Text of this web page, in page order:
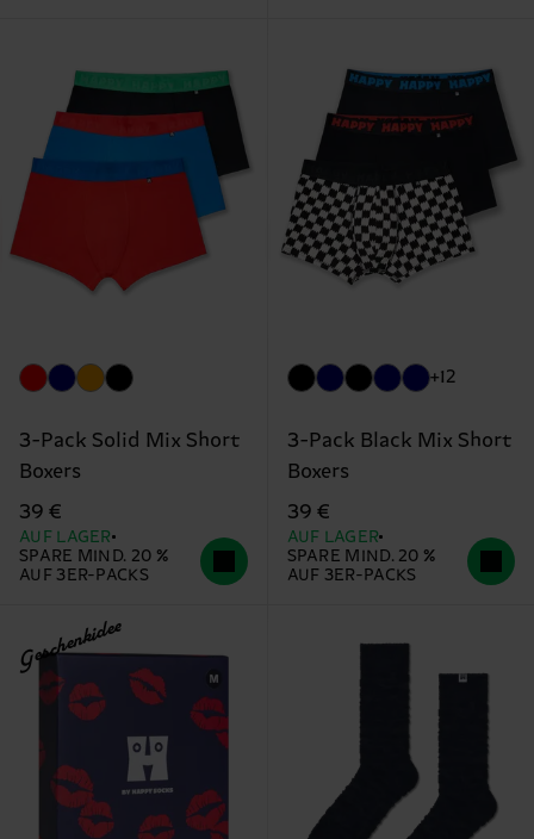
3-Pack Solid Mix Short
Boxers
39 €
AUF LAGER
SPARE MIND. 20 %
AUF 3ER-PACKS
+12
3-Pack Black Mix Short
Boxers
39 €
AUF LAGER
SPARE MIND. 20 %
AUF 3ER-PACKS
Geschenkidee